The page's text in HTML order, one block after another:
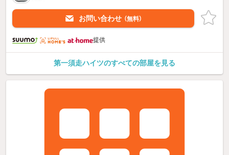
お問い合わせ （無料）
提供
第一須走ハイツのすべての部屋を見る